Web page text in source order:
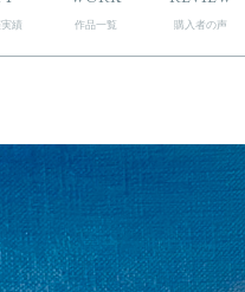
績 作品一覧 購入者の声